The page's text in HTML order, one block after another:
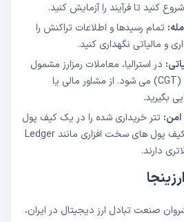
کنید تا فرآیند را آزمایش کنید.
تمام رسیدها و اطلاعات تراکنش را
و مالیاتی نگهداری کنید.
در استرالیا، معاملات رمزارز مشمول
مالیات سود سرمایه (CGT) می شود. از مشاور مالی یا
بگیرید.
امن: تتر خریداری شده را در یک کیف پول
امن نگهداری کنید. کیف پول های سخت افزاری مانند Ledger
صنعت تبادل ارز دیجیتال در ایران،